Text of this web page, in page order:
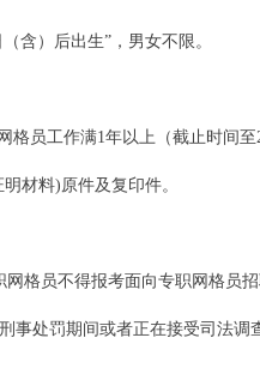
含）后出生”，男女不限。
员工作满1年以上（截止时间至
材料)原件及复印件。
员不得报考面向专职网格员招
处罚期间或者正在接受司法调